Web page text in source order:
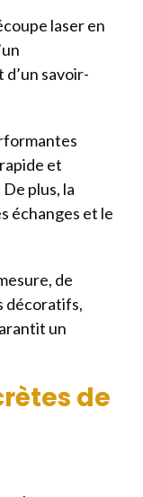
laser en
savoir-
et
plus, la
échanges et le
de
décoratifs,
un
de